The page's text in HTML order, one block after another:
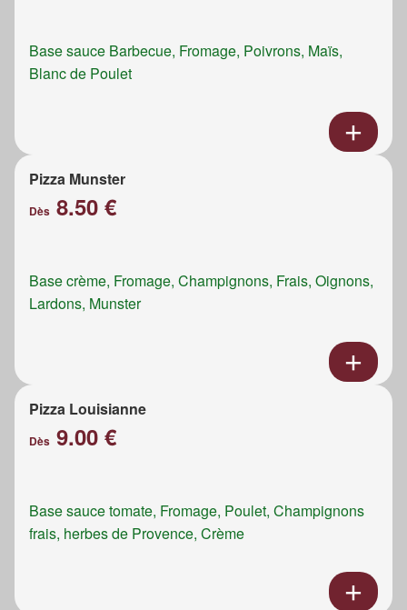
Base sauce Barbecue, Fromage, Poivrons, Maïs,
Blanc de Poulet
Pizza Munster
Dès 8.50 €
Base crème, Fromage, Champignons, Frais, Oignons,
Lardons, Munster
Pizza Louisianne
Dès 9.00 €
Base sauce tomate, Fromage, Poulet, Champignons
frais, herbes de Provence, Crème